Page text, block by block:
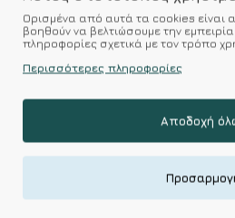
Επιθυμητό Σύγκριση
Kalimeratzis Underwear :
Εσάς & Υφάσματα Υψηλής
Αξεπέραστη Αντοχή
Απολαύστε Υφάσματα Φιλικά
Ποιότητα σε Προσιτές τιμές
Ορισμένα από αυτά τα cookies είναι
βοηθούν να βελτιώσουμε την
πληροφορίες σχετικά με τον τρόπο
Περισσότερες πληροφορίες
Αποδοχή